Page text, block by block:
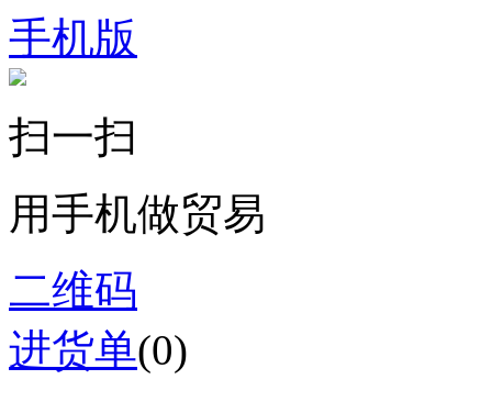
手机版
扫一扫
用手机做贸易
二维码
进货单(0)